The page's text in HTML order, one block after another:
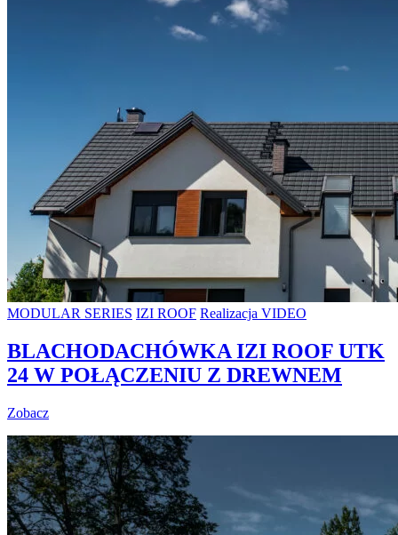
MODULAR SERIES IZI ROOF Realizacja VIDEO
BLACHODACHÓWKA IZI ROOF UTK
24 W POŁĄCZENIU Z DREWNEM
Zobacz